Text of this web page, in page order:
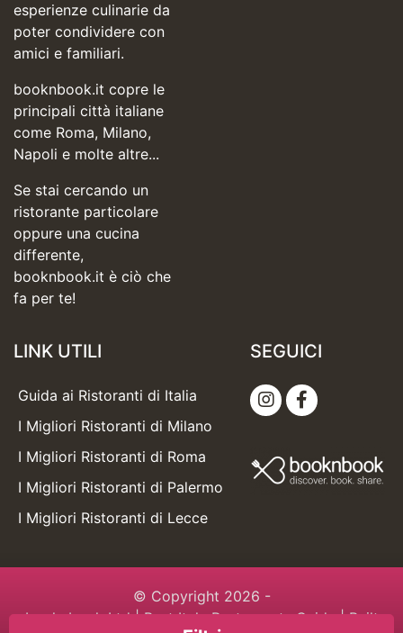
esperienze culinarie da
poter condividere con
amici e familiari.
booknbook.it copre le
principali città italiane
come Roma, Milano,
Napoli e molte altre...
Se stai cercando un
ristorante particolare
oppure una cucina
differente,
booknbook.it è ciò che
fa per te!
LINK UTILI
Guida ai Ristoranti di Italia
I Migliori Ristoranti di Milano
I Migliori Ristoranti di Roma
I Migliori Ristoranti di Palermo
I Migliori Ristoranti di Lecce
SEGUICI
© Copyright 2026 -
booknbook Ltd| Best Italy Restaurants Guide | Built